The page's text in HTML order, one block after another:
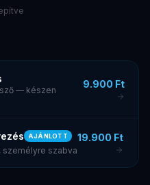
— készen
9.900 Ft
AJÁNLOTT
személyre szabva
19.900 Ft